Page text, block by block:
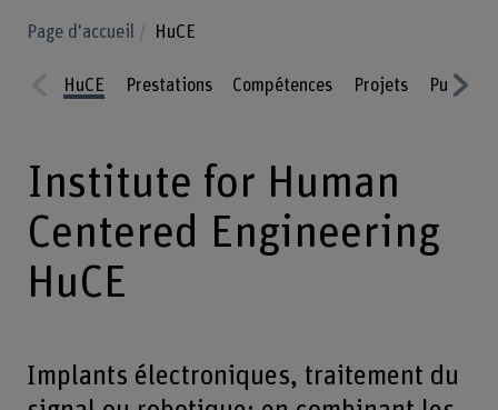
Page d'accueil HuCE
ious
HuCE Prestations Compétences Projets
Institute for Human
Centered Engineering
HuCE
Implants électroniques, traitement du